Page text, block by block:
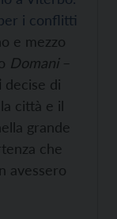
i conflitti
e mezzo
Domani–
decise di
città e il
grande
che
avessero